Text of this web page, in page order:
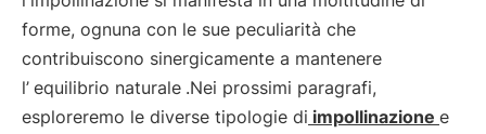
forme, ognuna con le sue peculiarità che
contribuiscono sinergicamente a mantenere
l’ equilibrio naturale .Nei prossimi paragrafi,
esploreremo le diverse tipologie di impollinazione e